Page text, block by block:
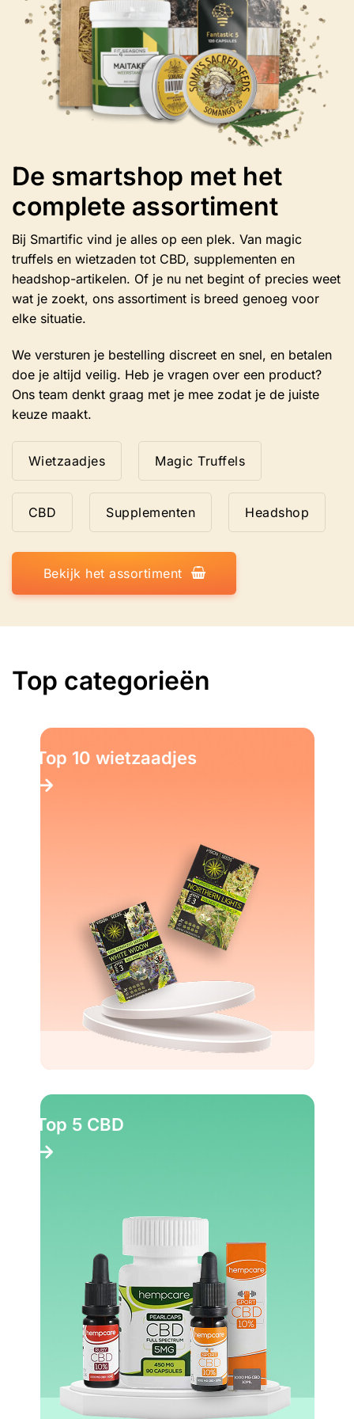
de
productpagina
De smartshop met het
complete assortiment
Bij Smartific vind je alles op een plek. Van magic
truffels en wietzaden tot CBD, supplementen en
headshop-artikelen. Of je nu net begint of precies weet
wat je zoekt, ons assortiment is breed genoeg voor
elke situatie.
We versturen je bestelling discreet en snel, en betalen
doe je altijd veilig. Heb je vragen over een product?
Ons team denkt graag met je mee zodat je de juiste
keuze maakt.
Wietzaadjes Magic Truffels
CBD Supplementen Headshop
Bekijk het assortiment
Top categorieën
Top 10 wietzaadjes
Top 5 CBD